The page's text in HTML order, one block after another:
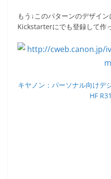
もう↓このパターンのデザイン
Kickstarterにでも登録して作
キヤノン：パーソナル向けデ
HF